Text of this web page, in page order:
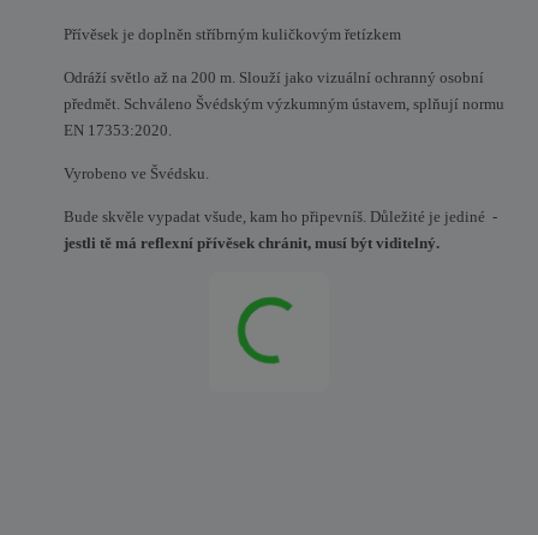
Přívěsek je doplněn stříbrným kuličkovým řetízkem
Odráží světlo až na 200 m. Slouží jako vizuální ochranný osobní
předmět. Schváleno Švédským výzkumným ústavem, splňují normu
EN 17353:2020
Vyrobeno ve Švédsku.
Bude skvěle vypadat všude, kam ho připevníš. Důležité je jediné -
jestli tě má reflexní přívěsek chránit, musí být viditelný.